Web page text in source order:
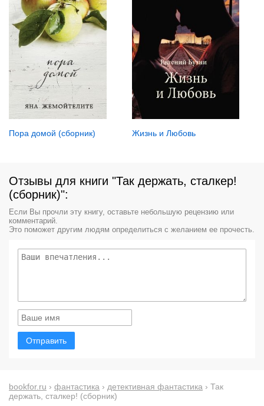
Пора домой (сборник) Жизнь и Любовь
Отзывы для книги "Так держать, сталкер!
(сборник)":
Если Вы прочли эту книгу, оставьте небольшую рецензию или
комментарий.
Это поможет другим людям определиться с желанием ее прочесть.
Отправить
bookfor.ru › фантастика › детективная фантастика › Так
держать, сталкер! (сборник)